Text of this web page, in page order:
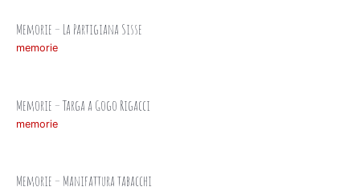
Memorie – La Partigiana Sisse
memorie
Memorie – Targa a Gogo Rigacci
memorie
Memorie – Manifattura tabacchi